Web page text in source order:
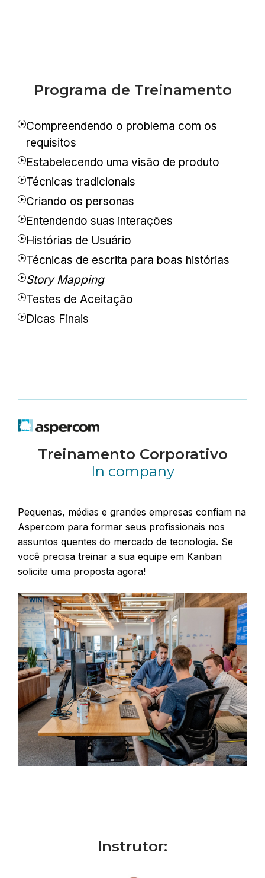
Programa de Treinamento
Compreendendo o problema com os
requisitos
Estabelecendo uma visão de produto
Técnicas tradicionais
Criando os personas
Entendendo suas interações
Histórias de Usuário
Técnicas de escrita para boas histórias
Story Mapping
Testes de Aceitação
Dicas Finais
Treinamento Corporativo
In company
Pequenas, médias e grandes empresas confiam na
Aspercom para formar seus profissionais nos
assuntos quentes do mercado de tecnologia. Se
você precisa treinar a sua equipe em Kanban
solicite uma proposta agora!
Instrutor: